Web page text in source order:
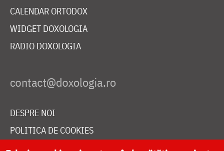
CALENDAR ORTODOX
WIDGET DOXOLOGIA
RADIO DOXOLOGIA
DESPRE NOI
POLITICA DE COOKIES
DONEAZĂ ONLINE PENTRU CATEDRALA NAȚIONALĂ